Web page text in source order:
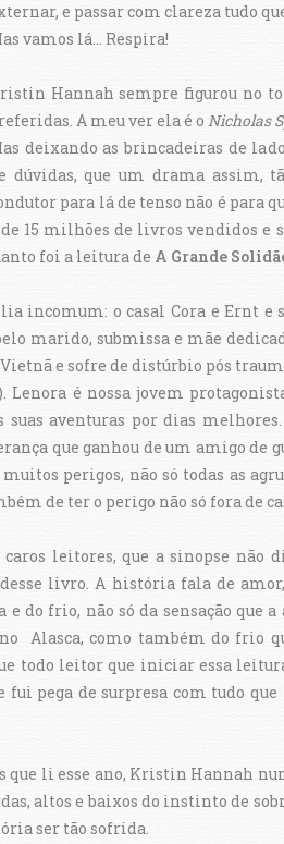
e passar com clareza tudo
vamos lá... Respira!
Hannah sempre figurou no
A meu ver ela é o Nicholas
deixando as brincadeiras de
dúvidas, que um drama assim,
para lá de tenso não é para
15 milhões de livros vendidos e
foi a leitura de A Grande
incomum: o casal Cora e Ernt e
marido, submissa e mãe
e sofre de distúrbio pós
Lenora é nossa jovem
suas aventuras por dias
que ganhou de um amigo de
perigos, não só todas as
de ter o perigo não só fora de
leitores, que a sinopse não
livro. A história fala de
do frio, não só da sensação que a
Alasca, como também do frio
todo leitor que iniciar essa
pega de surpresa com tudo
li esse ano, Kristin Hannah
altos e baixos do instinto de
ser tão sofrida.